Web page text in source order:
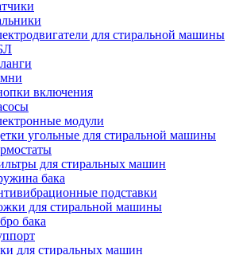
для стиральной машины
включения
модули
угольные для стиральной машины
для стиральных машин
бака
подставки
для стиральной машины
бака
для стиральных машин